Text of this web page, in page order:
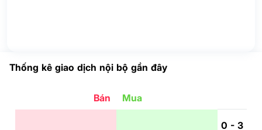
Thống kê giao dịch nội bộ gần đây
Bán Mua
0 - 3